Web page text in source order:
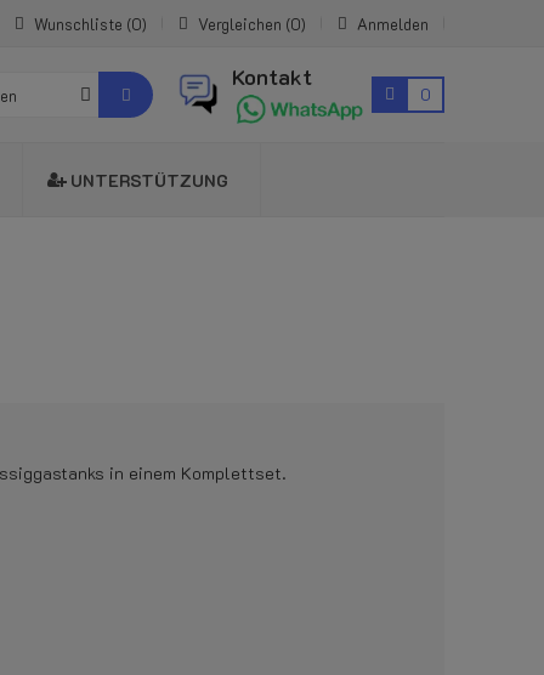
Wunschliste 0 Vergleichen 0 Anmelden
Kontakt
0
UNTERSTÜTZUNG
in einem Komplettset.